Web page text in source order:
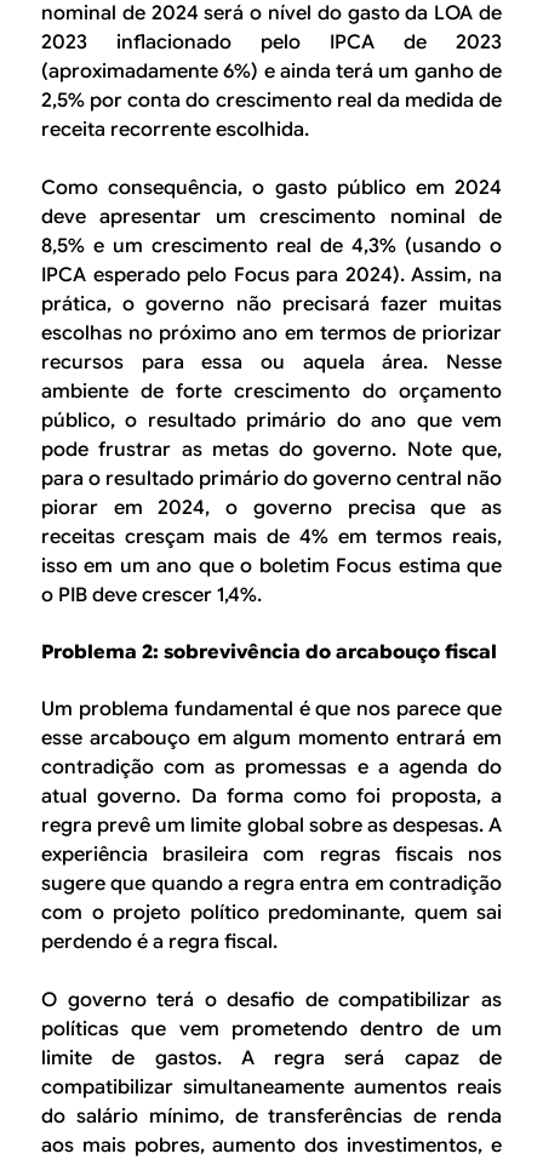
nominal de 2024 será o nível do gasto da LOA de
2023 inflacionado pelo IPCA de 2023
(aproximadamente 6%) e ainda terá um ganho de
2,5% por conta do crescimento real da medida de
receita recorrente escolhida.
Como consequência, o gasto público em 2024
deve apresentar um crescimento nominal de
8,5% e um crescimento real de 4,3% (usando o
IPCA esperado pelo Focus para 2024). Assim, na
prática, o governo não precisará fazer muitas
escolhas no próximo ano em termos de priorizar
recursos para essa ou aquela área. Nesse
ambiente de forte crescimento do orçamento
público, o resultado primário do ano que vem
pode frustrar as metas do governo. Note que,
para o resultado primário do governo central não
piorar em 2024, o governo precisa que as
receitas cresçam mais de 4% em termos reais,
isso em um ano que o boletim Focus estima que
o PIB deve crescer 1,4%.
Problema 2: sobrevivência do arcabouço fiscal
Um problema fundamental é que nos parece que
esse arcabouço em algum momento entrará em
contradição com as promessas e a agenda do
atual governo. Da forma como foi proposta, a
regra prevê um limite global sobre as despesas. A
experiência brasileira com regras fiscais nos
sugere que quando a regra entra em contradição
com o projeto político predominante, quem sai
perdendo é a regra fiscal.
O governo terá o desafio de compatibilizar as
políticas que vem prometendo dentro de um
limite de gastos. A regra será capaz de
compatibilizar simultaneamente aumentos reais
do salário mínimo, de transferências de renda
aos mais pobres, aumento dos investimentos, e